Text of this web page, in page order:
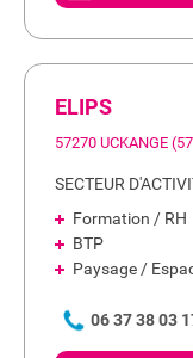
ELIPS
57270 UCKANGE
SECTEUR
Formation / RH
BTP
Paysage /
06 37 38 03